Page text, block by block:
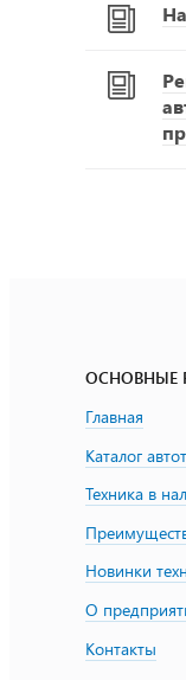
ОСНОВНЫЕ
Главная
Каталог
Техника в
Новинки
О
Контакты